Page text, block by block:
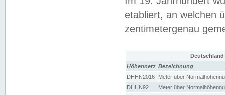
etabliert, an welchen
zentimetergenau
Höhennetz Bezeichnung
DHHN2016
Meter über
DHHN92
Meter über